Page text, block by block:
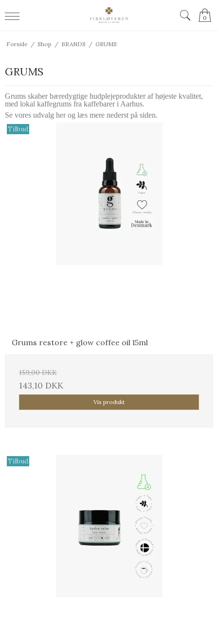
0
Forside / Shop / BRANDS / GRUMS
GRUMS
Grums skaber bæredygtige hudplejeprodukter af højeste kvalitet,
med lokal kaffegrums fra kaffebarer i Aarhus.
Se vores udvalg her og læs mere nederst på siden.
Tilbud
Grums restore + glow coffee oil 15ml
159,00 DKK
143,10 DKK
Vis produkt
Tilbud